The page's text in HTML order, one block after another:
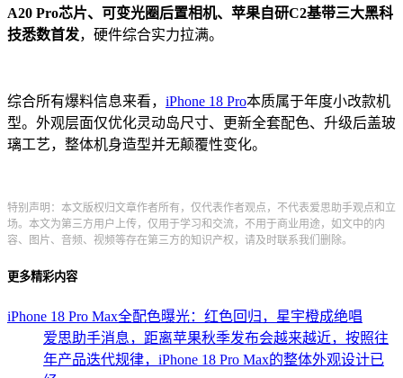
A20 Pro芯片、可变光圈后置相机、苹果自研C2基带三大黑科
技悉数首发，硬件综合实力拉满。
综合所有爆料信息来看， iPhone 18 Pro本质属于年度小改款机
型。外观层面仅优化灵动岛尺寸、更新全套配色、升级后盖玻
璃工艺，整体机身造型并无颠覆性变化。
特别声明：本文版权归文章作者所有，仅代表作者观点，不代表爱思助手观点和立
场。本文为第三方用户上传，仅用于学习和交流，不用于商业用途，如文中的内
容、图片、音频、视频等存在第三方的知识产权，请及时联系我们删除。
更多精彩内容
iPhone 18 Pro Max全配色曝光：红色回归，星宇橙成绝唱
爱思助手消息，距离苹果秋季发布会越来越近，按照往
年产品迭代规律，iPhone 18 Pro Max的整体外观设计已